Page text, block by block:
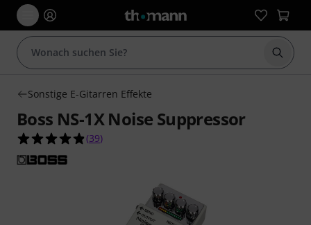
Suche
Sonstige E-Gitarren Effekte
Boss NS-1X Noise Suppressor
4.8 von 5 Sternen aus 39 Kundenbewertungen
(39)